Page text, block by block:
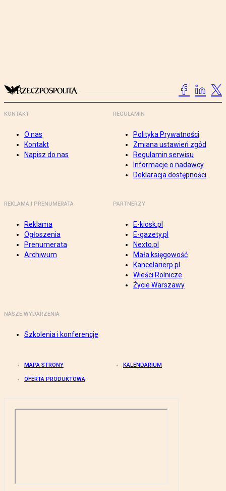
KONTAKT
O nas
Kontakt
Napisz do nas
REGULAMIN
Polityka Prywatności
Zmiana ustawień zgód
Regulamin serwisu
Informacje o nadawcy
Deklaracja dostępności
REKLAMA I PRENUMERATA
Reklama
Ogłoszenia
Prenumerata
Archiwum
PARTNERZY
E-kiosk.pl
E-gazety.pl
Nexto.pl
Mała księgowość
Kancelarierp.pl
Wieści Rolnicze
Życie Warszawy
NASZE WYDARZENIA
Szkolenia i konferencje
MAPA STRONY KALENDARIUM
OFERTA PRODUKTOWA